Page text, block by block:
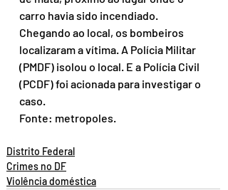
carro havia sido incendiado.
Chegando ao local, os bombeiros
localizaram a vítima. A Polícia Militar
(PMDF) isolou o local. E a Polícia Civil
(PCDF) foi acionada para investigar o
caso.
Fonte: metropoles.
Distrito Federal
Crimes no DF
Violência doméstica